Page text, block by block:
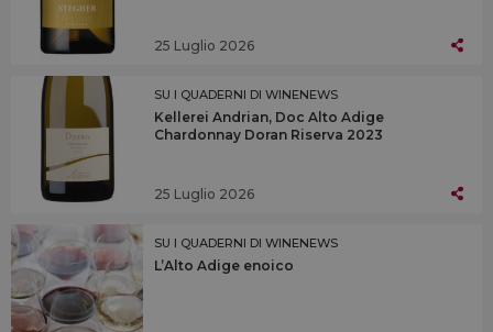
25 Luglio 2026
SU I QUADERNI DI WINENEWS
Kellerei Andrian, Doc Alto Adige
Chardonnay Doran Riserva 2023
25 Luglio 2026
SU I QUADERNI DI WINENEWS
L’Alto Adige enoico